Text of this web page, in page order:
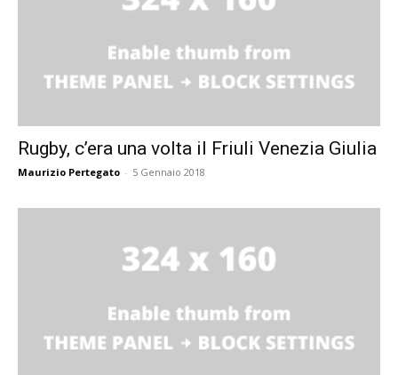
Rugby, c’era una volta il Friuli Venezia Giulia
Maurizio Pertegato - 5 Gennaio 2018